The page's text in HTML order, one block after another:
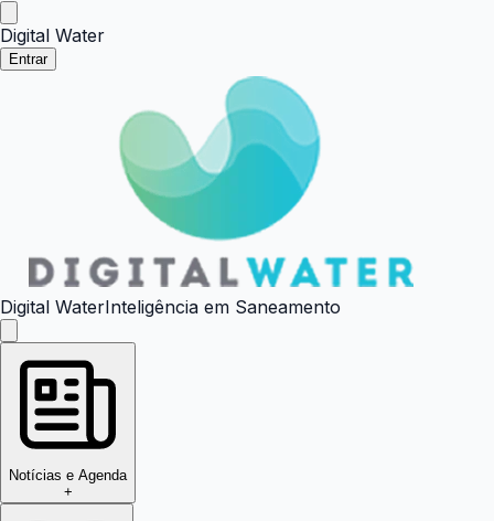
Digital Water
Entrar
Digital WaterInteligência em Saneamento
Notícias e Agenda
+